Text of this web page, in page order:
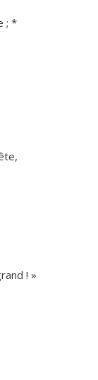
; *
! »